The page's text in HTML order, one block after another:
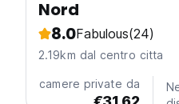
Nord
8.0Fabulous(24)
2.19km dal centro citta
camere private da